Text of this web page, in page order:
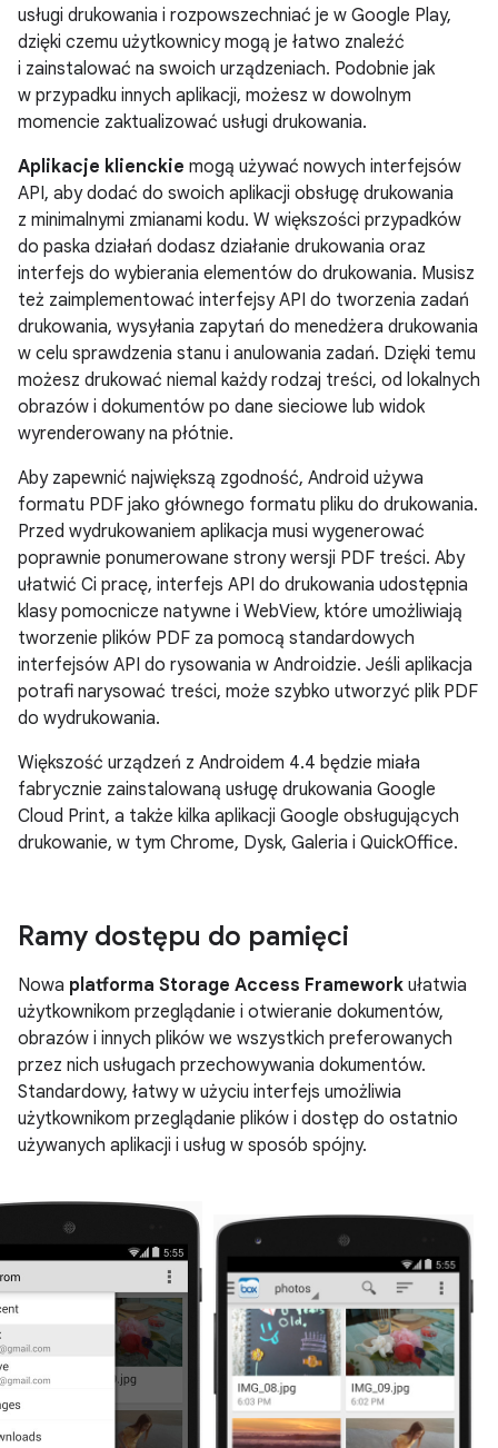
usługi drukowania i rozpowszechniać je w Google Play,
dzięki czemu użytkownicy mogą je łatwo znaleźć
i zainstalować na swoich urządzeniach. Podobnie jak
w przypadku innych aplikacji, możesz w dowolnym
momencie zaktualizować usługi drukowania.
Aplikacje klienckie mogą używać nowych interfejsów
API, aby dodać do swoich aplikacji obsługę drukowania
z minimalnymi zmianami kodu. W większości przypadków
do paska działań dodasz działanie drukowania oraz
interfejs do wybierania elementów do drukowania. Musisz
też zaimplementować interfejsy API do tworzenia zadań
drukowania, wysyłania zapytań do menedżera drukowania
w celu sprawdzenia stanu i anulowania zadań. Dzięki temu
możesz drukować niemal każdy rodzaj treści, od lokalnych
obrazów i dokumentów po dane sieciowe lub widok
wyrenderowany na płótnie.
Aby zapewnić największą zgodność, Android używa
formatu PDF jako głównego formatu pliku do drukowania.
Przed wydrukowaniem aplikacja musi wygenerować
poprawnie ponumerowane strony wersji PDF treści. Aby
ułatwić Ci pracę, interfejs API do drukowania udostępnia
klasy pomocnicze natywne i WebView, które umożliwiają
tworzenie plików PDF za pomocą standardowych
interfejsów API do rysowania w Androidzie. Jeśli aplikacja
potrafi narysować treści, może szybko utworzyć plik PDF
do wydrukowania.
Większość urządzeń z Androidem 4.4 będzie miała
fabrycznie zainstalowaną usługę drukowania Google
Cloud Print, a także kilka aplikacji Google obsługujących
drukowanie, w tym Chrome, Dysk, Galeria i QuickOffice.
Ramy dostępu do pamięci
Nowa platforma Storage Access Framework ułatwia
użytkownikom przeglądanie i otwieranie dokumentów,
obrazów i innych plików we wszystkich preferowanych
przez nich usługach przechowywania dokumentów.
Standardowy, łatwy w użyciu interfejs umożliwia
użytkownikom przeglądanie plików i dostęp do ostatnio
używanych aplikacji i usług w sposób spójny.